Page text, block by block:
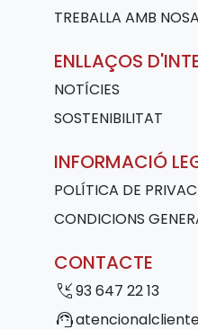
TREBALLA AMB
ENLLAÇOS
NOTÍCIES
SOSTENIBILITAT
INFORMACIÓ
POLÍTICA DE
CONDICIONS
CONTACTE
phone_callback93 647 22 13
support_agent